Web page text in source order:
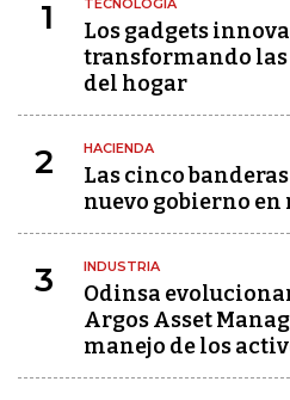
1
Los gadgets
transformando
del hogar
2 HACIENDA
Las cinco
nuevo gobierno
3 INDUSTRIA
Odinsa
Argos Asset
manejo de los